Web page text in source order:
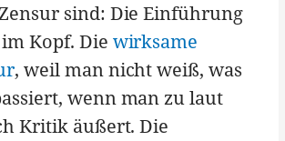
sind: Die Einführung
Kopf. Die wirksame
, weil man nicht weiß, was
wenn man zu laut
Kritik äußert. Die